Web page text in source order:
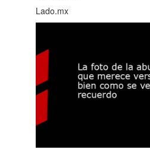
Lado.mx